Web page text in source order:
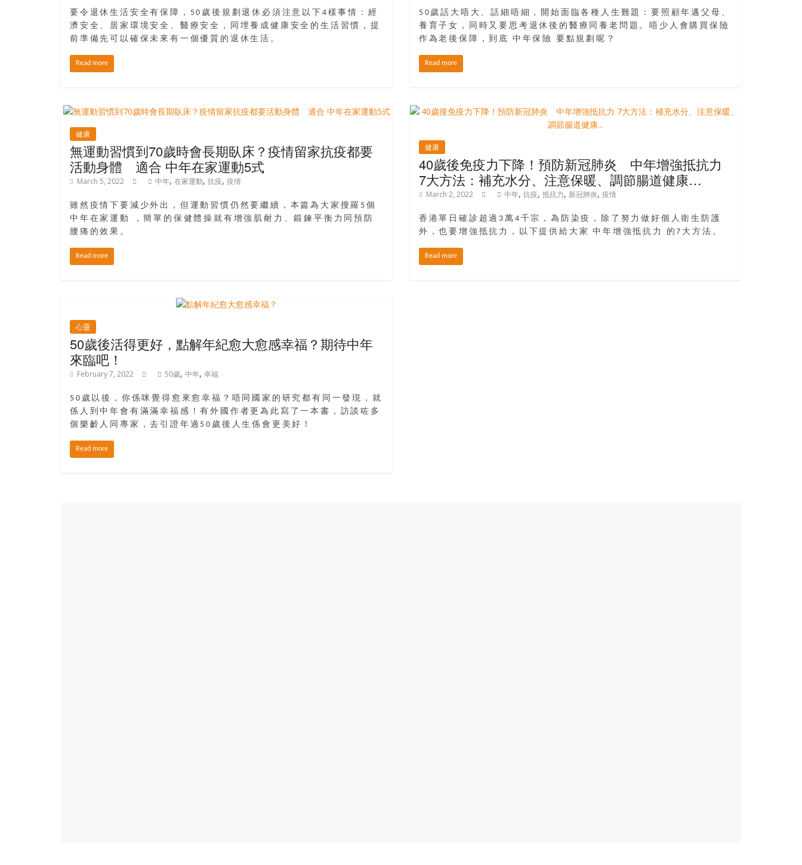
度，
迎
接
二
生。
要令退休生活安全有保障，50歲後規劃退休必須注意以下4樣事情：經
濟安全、居家環境安全、醫療安全，同埋養成健康安全的生活習慣，提
前準備先可以確保未來有一個優質的退休生活。
Read more
50歲話大唔大、話細唔細，開始面臨各種人生難題：要照顧年邁父母、
養育子女，同時又要思考退休後的醫療同養老問題。唔少人會購買保險
作為老後保障，到底 中年保險 要點規劃呢？
Read more
健康
無運動習慣到70歲時會長期臥床？疫情留家抗疫都要
活動身體 適合 中年在家運動5式
March 5, 2022 中年, 在家運動, 抗疫, 疫情
雖然疫情下要減少外出，但運動習慣仍然要繼續，本篇為大家搜羅5個
中年在家運動 ，簡單的保健體操就有增強肌耐力、鍛鍊平衡力同預防
腰痛的效果。
Read more
健康
40歲後免疫力下降！預防新冠肺炎 中年增強抵抗力
7大方法：補充水分、注意保暖、調節腸道健康…
March 2, 2022 中年, 抗疫, 抵抗力, 新冠肺炎, 疫情
香港單日確診超過3萬4千宗，為防染疫，除了努力做好個人衛生防護
外，也要增強抵抗力，以下提供給大家 中年增強抵抗力 的7大方法。
Read more
心靈
50歲後活得更好，點解年紀愈大愈感幸福？期待中年
來臨吧！
February 7, 2022 50歲, 中年, 幸福
50歲以後，你係咪覺得愈來愈幸福？唔同國家的研究都有同一發現，就
係人到中年會有滿滿幸福感！有外國作者更為此寫了一本書，訪談咗多
個樂齡人同專家，去引證年過50歲後人生係會更美好！
Read more